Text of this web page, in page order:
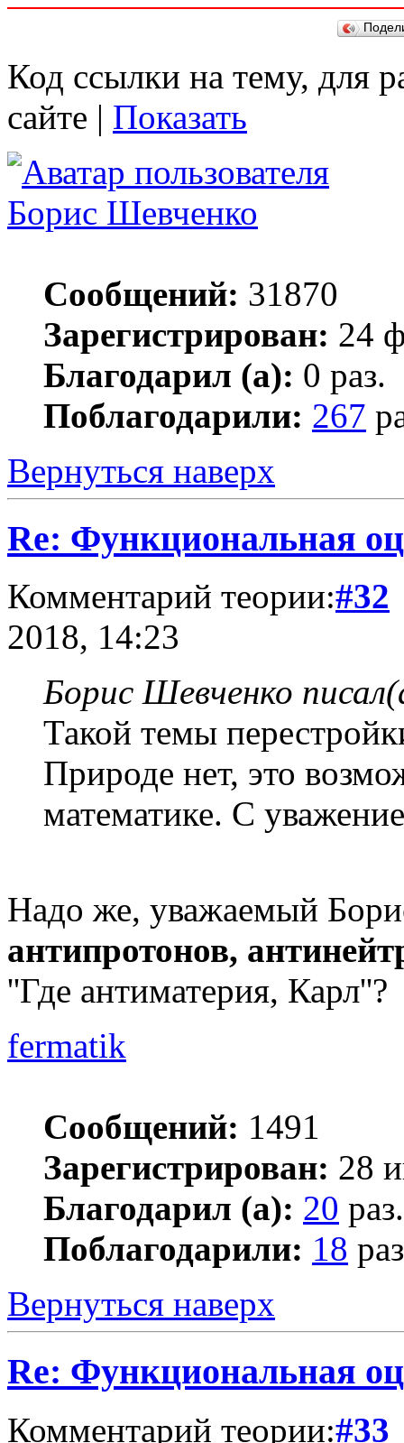
Код ссылки на тему, для
сайте | Показать
Борис Шевченко
Сообщений: 31870
Зарегистрирован: 24
Благодарил (а): 0 раз.
Поблагодарили: 267
Вернуться наверх
Re: Функциональная
Комментарий теории:#32
2018, 14:23
Борис Шевченко
Такой темы
Природе нет, это
математике. С
Надо же, уважаемый
антипротонов,
''Где антиматерия, Карл''?
fermatik
Сообщений: 1491
Зарегистрирован: 28
Благодарил (а): 20 раз.
Поблагодарили: 18
Вернуться наверх
Re: Функциональная
Комментарий теории:#33